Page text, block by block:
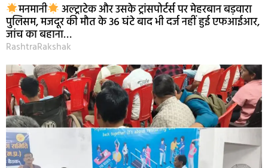
मनमानी अल्ट्राटेक और उसके ट्रांसपोर्टर्स पर मेहरबान बड़वारा
पुलिसम, मजदूर की मौत के 36 घंटे बाद भी दर्ज नहीं हुई एफआईआर,
जांच का बहाना…
RashtraRakshak